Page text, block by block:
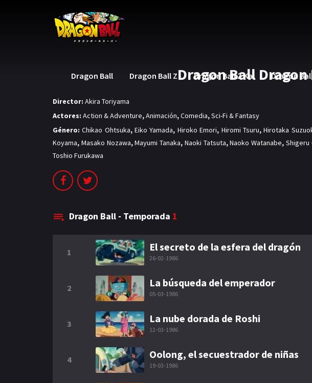
Dragon Ball Dragon Ball Z Dragon Ball Z Kai Dragon
Dragon Ball
Director: Akira Toriyama
Actores: Action & Adventure,Animación,Comedia,Sci-Fi & Fantasy
Género: Chikao Ohtsuka,Eiko Yamada, Hiroko Emori, Hiromi Tsuru,Hirotaka
Koyama, Masako Nozawa,Mayumi Tanaka, Naoki Tatsuta,Naoko Watanabe, Shigeru
Toshio Furukawa
Dragon Ball - Temporada 1
1 El secreto de la esfera del dragón
26-02-1986
2 La búsqueda del emperador
05-03-1986
3 La nube dorada de Roshi
12-03-1986
4 Oolong, el secuestrador de niñas
19-03-1986